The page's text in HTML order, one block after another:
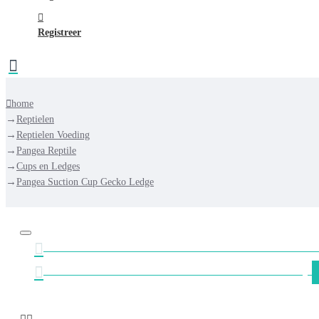
Registreer
home
Reptielen
Reptielen Voeding
Pangea Reptile
Cups en Ledges
Pangea Suction Cup Gecko Ledge